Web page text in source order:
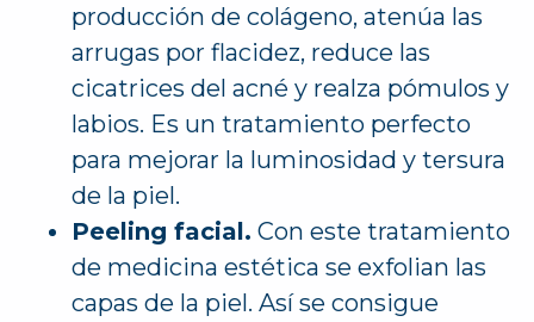
producción de colágeno, atenúa las
arrugas por flacidez, reduce las
cicatrices del acné y realza pómulos y
labios. Es un tratamiento perfecto
para mejorar la luminosidad y tersura
de la piel.
Peeling facial. Con este tratamiento
de medicina estética se exfolian las
capas de la piel. Así se consigue